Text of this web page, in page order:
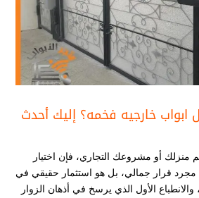
خارجيه فخمه​؟ إليك أحدث
منزلك أو مشروعك التجاري، فإن اختيار
قرار جمالي، بل هو استثمار حقيقي في
والانطباع الأول الذي يرسخ في أذهان الزوار